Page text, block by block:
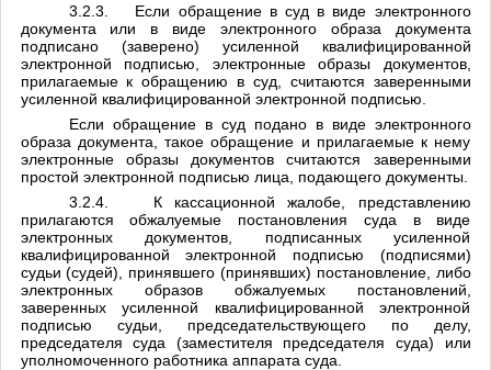
3.2.3.
Если обращение в суд в виде электронного
документа или в виде электронного образа документа
подписано (заверено) усиленной квалифицированной
электронной подписью, электронные образы документов,
прилагаемые к обращению в суд, считаются заверенными
усиленной квалифицированной электронной подписью.
Если обращение в суд подано в виде электронного
образа документа, такое обращение и прилагаемые к нему
электронные образы документов считаются заверенными
простой электронной подписью лица, подающего документы.
3.2.4.
К кассационной жалобе, представлению
прилагаются обжалуемые постановления суда в виде
электронных документов, подписанных усиленной
квалифицированной электронной подписью (подписями)
судьи (судей), принявшего (принявших) постановление, либо
электронных образов обжалуемых постановлений,
заверенных усиленной квалифицированной электронной
подписью судьи, председательствующего по делу,
председателя суда (заместителя председателя суда) или
уполномоченного работника аппарата суда.